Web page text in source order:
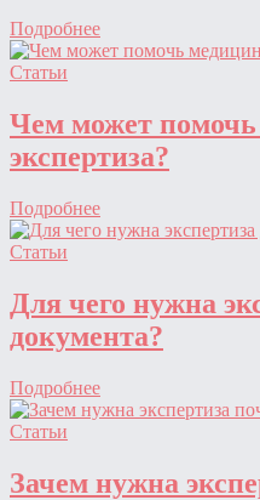
Подробнее
Статьи
Чем может
экспертиза?
Подробнее
Статьи
Для чего нужна
документа?
Подробнее
Статьи
Зачем нужна